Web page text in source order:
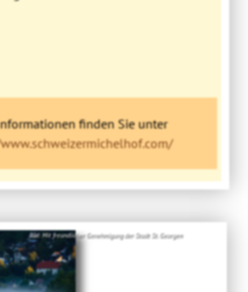
finden Sie unter
Bild: Mit freundlicher Genehmigung der Stadt St. Georgen